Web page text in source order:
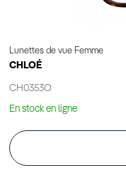
Lunettes de vue Femme
CHLOÉ
CH0353O
En stock en ligne